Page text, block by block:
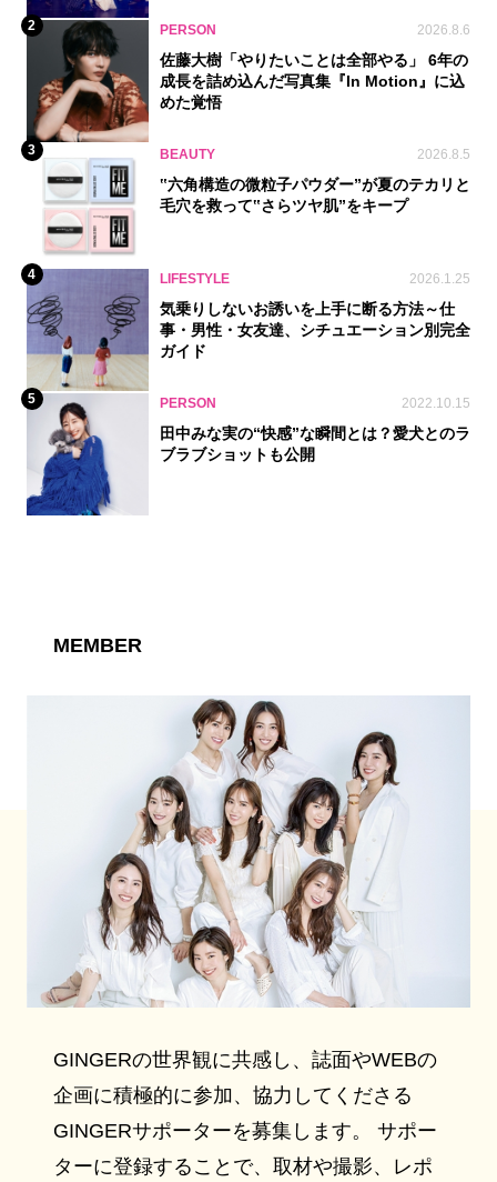
2 PERSON 2026.8.6
佐藤大樹「やりたいことは全部やる」 6年の
成長を詰め込んだ写真集『In Motion』に込
めた覚悟
3 BEAUTY 2026.8.5
‟六角構造の微粒子パウダー”が夏のテカリと
毛穴を救って‟さらツヤ肌”をキープ
4 LIFESTYLE 2026.1.25
気乗りしないお誘いを上手に断る方法～仕
事・男性・女友達、シチュエーション別完全
ガイド
5 PERSON 2022.10.15
田中みな実の“快感”な瞬間とは？愛犬とのラ
ブラブショットも公開
MEMBER
GINGERの世界観に共感し、誌面やWEBの
企画に積極的に参加、協力してくださる
GINGERサポーターを募集します。 サポー
ターに登録することで、取材や撮影、レポ